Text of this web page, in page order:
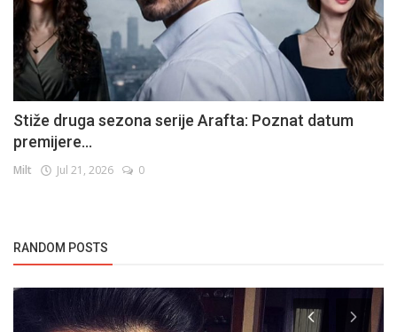
Stiže druga sezona serije Arafta: Poznat datum
premijere...
Milt Jul 21, 2026 0
RANDOM POSTS